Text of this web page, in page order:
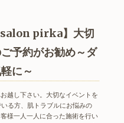
salon pirka】大切
予約がお勧め～ダ
に～
越し下さい。大切なイベントを
る方、肌トラブルにお悩みの
様一人一人に合った施術を行い